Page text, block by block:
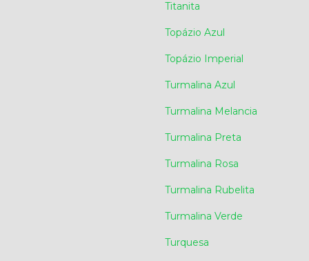
Titanita
Topázio Azul
Topázio Imperial
Turmalina Azul
Turmalina Melancia
Turmalina Preta
Turmalina Rosa
Turmalina Rubelita
Turmalina Verde
Turquesa